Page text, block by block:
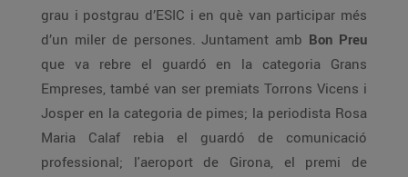
grau i postgrau d’ESIC i en què van participar més
d’un miler de persones. Juntament amb Bon Preu
que va rebre el guardó en la categoria Grans
Empreses, també van ser premiats Torrons Vicens i
Josper en la categoria de pimes; la periodista Rosa
Maria Calaf rebia el guardó de comunicació
professional; l'aeroport de Girona, el premi de